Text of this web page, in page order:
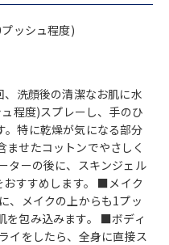
ッシュ程度)
洗顔後の清潔なお肌に水
程度)スプレーし、手のひ
。特に乾燥が気になる部分
ませたコットンでやさしく
ターの後に、スキンジェル
すすめします。 ■メイク
、メイクの上からも1プッ
を包み込みます。 ■ボディ
イをしたら、全身に直接ス